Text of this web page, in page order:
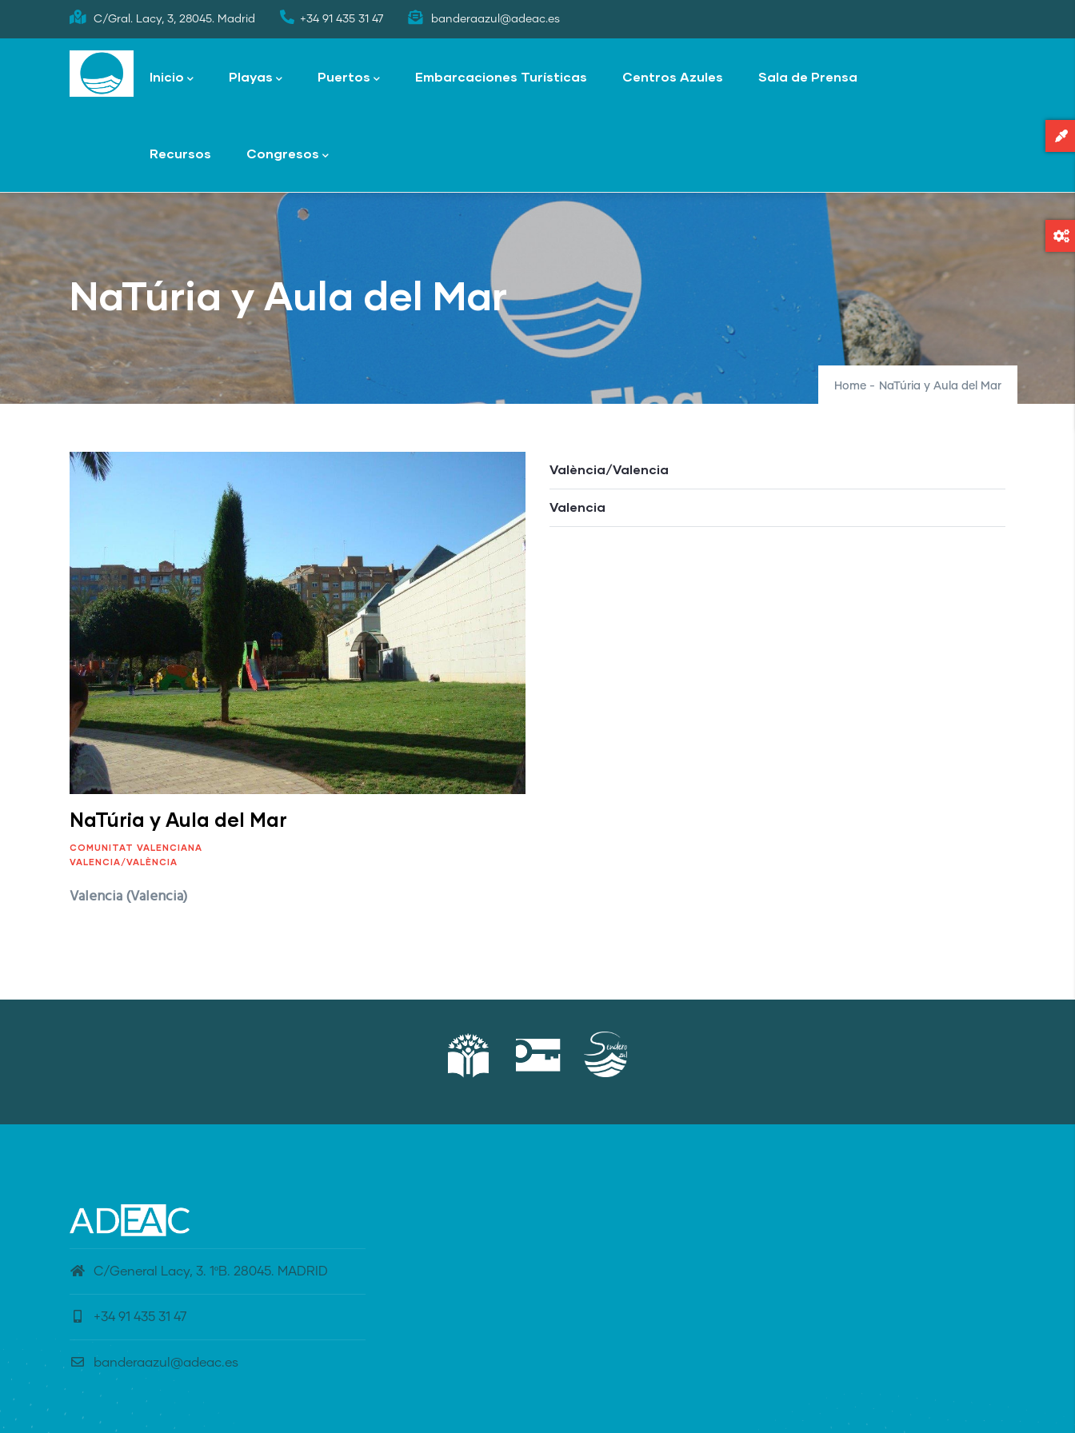
to
C/Gral. Lacy, 3, 28045. Madrid +34 91 435 31 47 banderaazul@adeac.es
navigation
Inicio Playas Puertos Embarcaciones Turísticas Centros Azules Sala de Prensa
Recursos Congresos
NaTúria y Aula del Mar
Home - NaTúria y Aula del Mar
València/Valencia
Valencia
NaTúria y Aula del Mar
COMUNITAT VALENCIANA
VALENCIA/VALÈNCIA
Valencia (Valencia)
C/General Lacy, 3. 1ºB. 28045. MADRID
+34 91 435 31 47
banderaazul@adeac.es